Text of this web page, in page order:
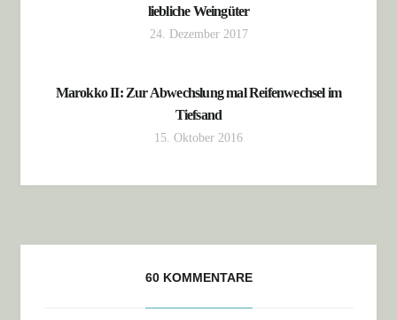
liebliche Weingüter
24. Dezember 2017
Marokko II: Zur Abwechslung mal Reifenwechsel im
Tiefsand
15. Oktober 2016
60 KOMMENTARE